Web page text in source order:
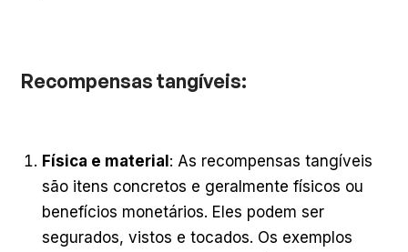
Recompensas tangíveis:
Física e material: As recompensas tangíveis
são itens concretos e geralmente físicos ou
benefícios monetários. Eles podem ser
segurados, vistos e tocados. Os exemplos